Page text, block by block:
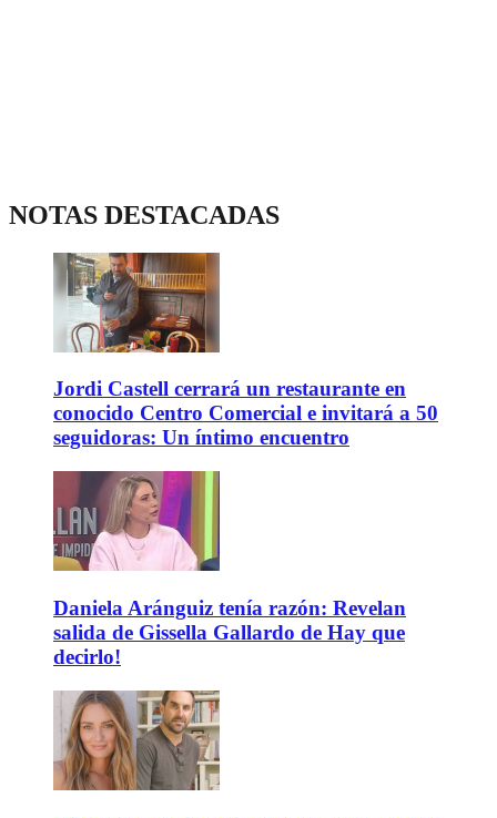
NOTAS DESTACADAS
Jordi Castell cerrará un restaurante en
conocido Centro Comercial e invitará a 50
seguidoras: Un íntimo encuentro
Daniela Aránguiz tenía razón: Revelan
salida de Gissella Gallardo de Hay que
decirlo!